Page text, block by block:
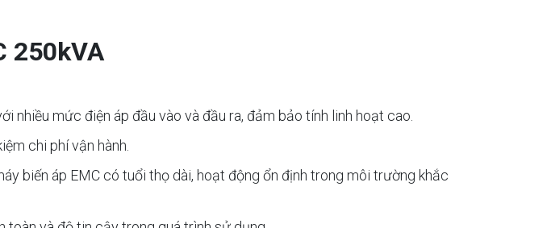
250kVA
nhiều mức điện áp đầu vào và đầu ra, đảm bảo tính linh hoạt cao.
chi phí vận hành.
biến áp EMC có tuổi thọ dài, hoạt động ổn định trong môi trường khắc